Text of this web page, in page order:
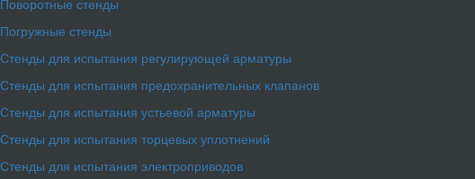
Поворотные стенды
Погружные стенды
Стенды для испытания регулирующей арматуры
Стенды для испытания предохранительных клапанов
Стенды для испытания устьевой арматуры
Стенды для испытания торцевых уплотнений
Стенды для испытания электроприводов